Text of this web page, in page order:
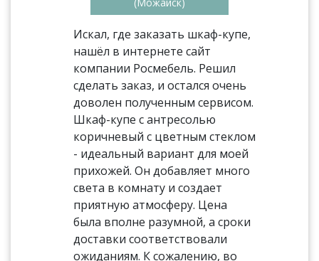
Искал, где заказать шкаф-купе,
нашёл в интернете сайт
компании Росмебель. Решил
сделать заказ, и остался очень
доволен полученным сервисом.
Шкаф-купе с антресолью
коричневый с цветным стеклом
- идеальный вариант для моей
прихожей. Он добавляет много
света в комнату и создает
приятную атмосферу. Цена
была вполне разумной, а сроки
доставки соответствовали
ожиданиям. К сожалению, во